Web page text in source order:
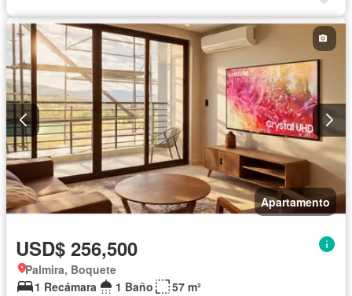
Gas natural
Seguridad Piscina Agua
Apartamento
USD$ 256,500
Palmira, Boquete
1 Recámara
1 Baño
57 m²